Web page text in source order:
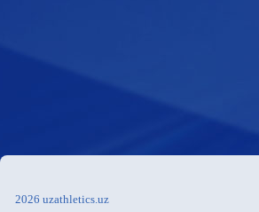
2026 uzathletics.uz